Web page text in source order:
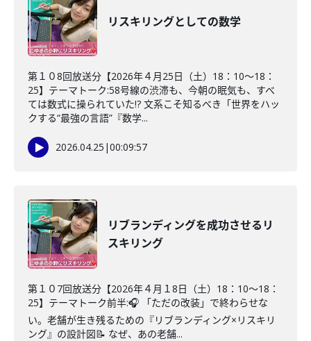
リスキリングとしての数学
第１０8回放送分【2026年４月25日（土）18：10～18：
25】テーマトーク:58号線の渋滞も、今朝の眠気も、すべ
ては数式に操られていた!? 文系こそ知るべき「世界をハッ
クする“最強の言語”『数学...
2026.04.25 |00:09:57
リブランディングを成功させるリ
スキリング
第１０7回放送分【2026年４月１8日（土）18：10～18：
25】テーマトーク前半:🎧 「ただの改装」で終わらせな
い。老舗が生き残るための『リブランディング×リスキリ
ング』の設計図📝 なぜ、あの老舗...